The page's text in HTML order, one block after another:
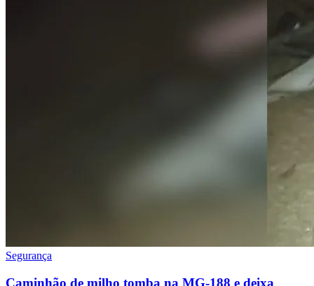
Segurança
Caminhão de milho tomba na MG-188 e deixa